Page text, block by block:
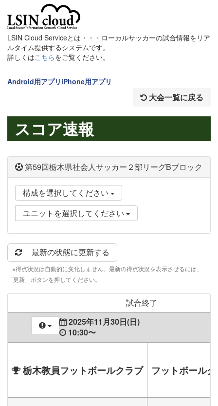
LSIN Cloud Serviceとは・・・ローカルサッカーの試合情報をリア
ルタイム提供するシステムです。
詳しくはこちらをご覧ください。
Android用アプリ iPhone用アプリ
大会一覧に戻る
スコア速報
第59回栃木県社会人サッカー２部リーグBブロック
構成を選択してください
ユニットを選択してください
最新の状態に更新する
※得点状況は自動的に変化しません。最新の得点状況を表示させるには、
「更新」ボタンを押してください。
試合終了
2025年11月30日(日)
10:30〜
栃木教員フットボールクラブ フットボール